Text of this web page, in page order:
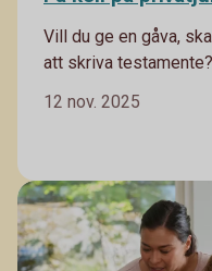
Vill du ge en gåva,
att skriva
privatjuridiska
12 nov. 2025